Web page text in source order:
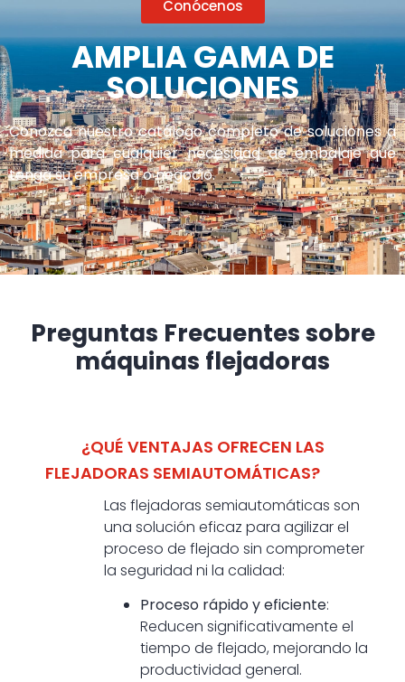
Conócenos
AMPLIA GAMA DE
SOLUCIONES
Conozca nuestro catálogo completo de soluciones a
medida para cualquier necesidad de embalaje que
tenga su empresa o negocio.
Preguntas Frecuentes sobre
máquinas flejadoras
¿QUÉ VENTAJAS OFRECEN LAS
FLEJADORAS SEMIAUTOMÁTICAS?
Las flejadoras semiautomáticas son
una solución eficaz para agilizar el
proceso de flejado sin comprometer
la seguridad ni la calidad:
Proceso rápido y eficiente:
Reducen significativamente el
tiempo de flejado, mejorando la
productividad general.